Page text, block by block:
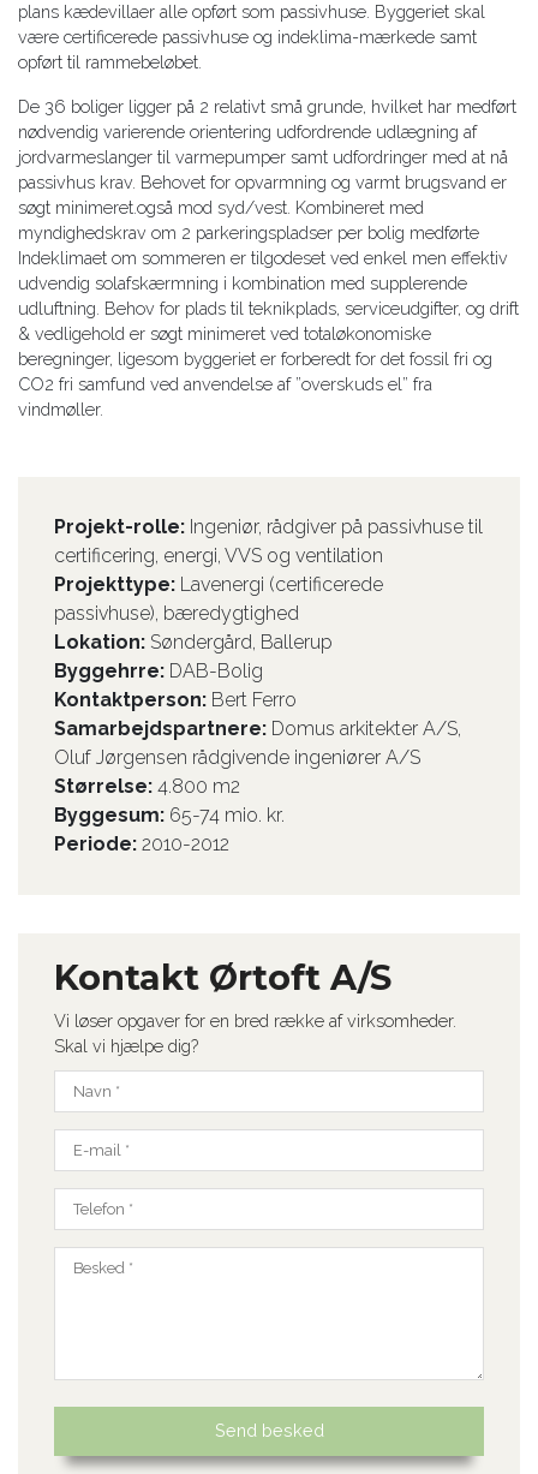
plans kædevillaer alle opført som passivhuse. Byggeriet skal
være certificerede passivhuse og indeklima-mærkede samt
opført til rammebeløbet.
De 36 boliger ligger på 2 relativt små grunde, hvilket har medført
nødvendig varierende orientering udfordrende udlægning af
jordvarmeslanger til varmepumper samt udfordringer med at nå
passivhus krav. Behovet for opvarmning og varmt brugsvand er
søgt minimeret.også mod syd/vest. Kombineret med
myndighedskrav om 2 parkeringspladser per bolig medførte
Indeklimaet om sommeren er tilgodeset ved enkel men effektiv
udvendig solafskærmning i kombination med supplerende
udluftning. Behov for plads til teknikplads, serviceudgifter, og drift
& vedligehold er søgt minimeret ved totaløkonomiske
beregninger, ligesom byggeriet er forberedt for det fossil fri og
CO2 fri samfund ved anvendelse af ”overskuds el” fra
vindmøller.
Projekt-rolle: ​Ingeniør, rådgiver på passivhuse til
certificering, energi, VVS og ventilation
Projekttype: Lavenergi (certificerede
passivhuse), bæredygtighed
Lokation: Søndergård, Ballerup
Byggehrre: DAB-Bolig
Kontaktperson: ​Bert Ferro
Samarbejdspartnere: Domus arkitekter A/S,
Oluf Jørgensen rådgivende ingeniører A/S
Størrelse: ​4.800 m2
Byggesum: 65-74 mio. kr.
Periode: 2010-2012
Kontakt Ørtoft A/S
Vi løser opgaver for en bred række af virksomheder.
Skal vi hjælpe dig?